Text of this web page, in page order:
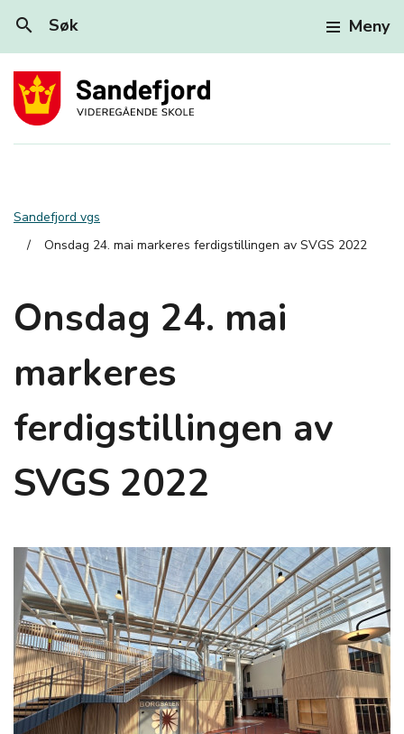
search Søk Meny
Sandefjord vgs
Onsdag 24. mai markeres ferdigstillingen av SVGS 2022
Onsdag 24. mai
markeres
ferdigstillingen av
SVGS 2022